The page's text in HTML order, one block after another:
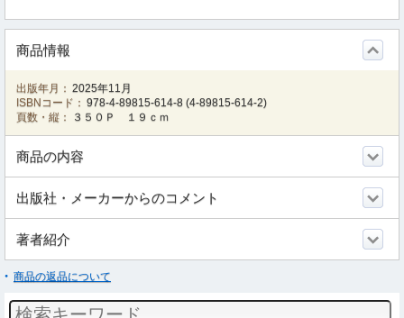
商品情報
出版年月： 2025年11月
ISBNコード： 978-4-89815-614-8 (4-89815-614-2)
頁数・縦：
３５０Ｐ １９ｃｍ
商品の内容
出版社・メーカーからのコメント
著者紹介
商品の返品について